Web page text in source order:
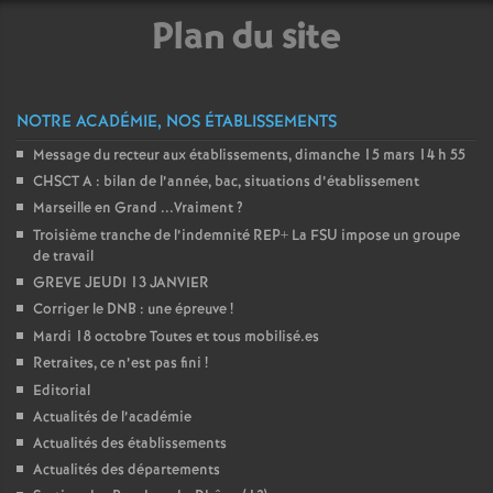
Plan du site
NOTRE ACADÉMIE, NOS ÉTABLISSEMENTS
Message du recteur aux établissements, dimanche 15 mars 14 h 55
CHSCT A : bilan de l’année, bac, situations d’établissement
Marseille en Grand ...Vraiment?
Troisième tranche de l’indemnité REP+ La FSU impose un groupe
de travail
GREVE JEUDI 13 JANVIER
Corriger le DNB : une épreuve!
Mardi 18 octobre Toutes et tous mobilisé.es
Retraites, ce n’est pas fini !
Editorial
Actualités de l’académie
Actualités des établissements
Actualités des départements